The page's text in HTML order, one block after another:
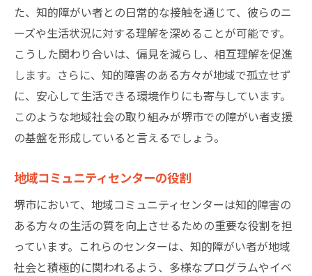
た、知的障がい者との日常的な接触を通じて、彼らのニ
ーズや生活状況に対する理解を深めることが可能です。
こうした関わり合いは、偏見を減らし、相互理解を促進
します。さらに、知的障害のある方々が地域で孤立せず
に、安心して生活できる環境作りにも寄与しています。
このような地域社会の取り組みが堺市での障がい者支援
の基盤を形成していると言えるでしょう。
地域コミュニティセンターの役割
堺市において、地域コミュニティセンターは知的障害の
ある方々の生活の質を向上させるための重要な役割を担
っています。これらのセンターは、知的障がい者が地域
社会と積極的に関われるよう、多様なプログラムやイベ